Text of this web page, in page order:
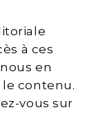
à ces
en
contenu.
vous sur